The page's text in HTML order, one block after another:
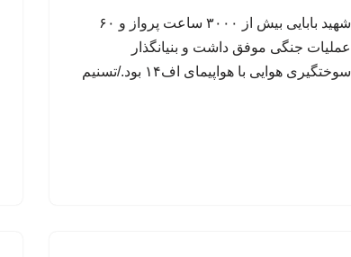
شهید بابایی بیش از ۳۰۰۰ ساعت پرواز و ۶۰
عملیات جنگی موفق داشت و بنیانگذار
سوختگیری هوایی با هواپیمای اف۱۴ بود./تسنیم